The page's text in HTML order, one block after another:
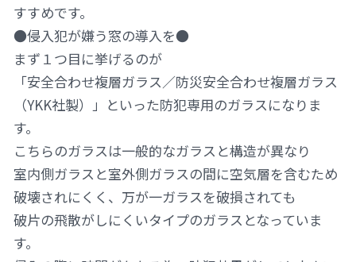
すすめです。
●侵入犯が嫌う窓の導入を●
まず１つ目に挙げるのが
「安全合わせ複層ガラス／防災安全合わせ複層ガラス
（YKK社製）」といった防犯専用のガラスになりま
す。
こちらのガラスは一般的なガラスと構造が異なり
室内側ガラスと室外側ガラスの間に空気層を含むため
破壊されにくく、万が一ガラスを破損されても
破片の飛散がしにくいタイプのガラスとなっていま
す。